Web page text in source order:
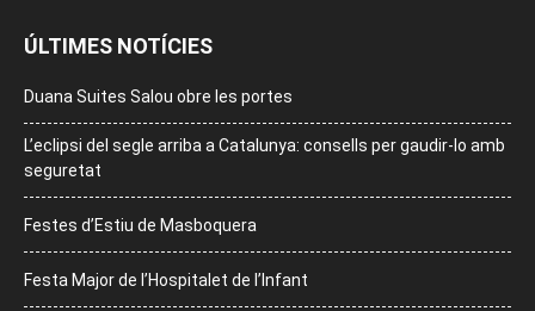
ÚLTIMES NOTÍCIES
Duana Suites Salou obre les portes
L’eclipsi del segle arriba a Catalunya: consells per gaudir-lo amb
seguretat
Festes d’Estiu de Masboquera
Festa Major de l’Hospitalet de l’Infant